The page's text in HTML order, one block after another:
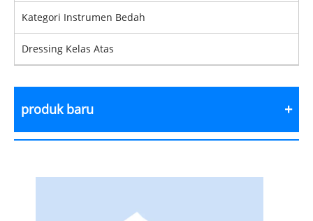
Kategori Instrumen Bedah
Dressing Kelas Atas
produk baru